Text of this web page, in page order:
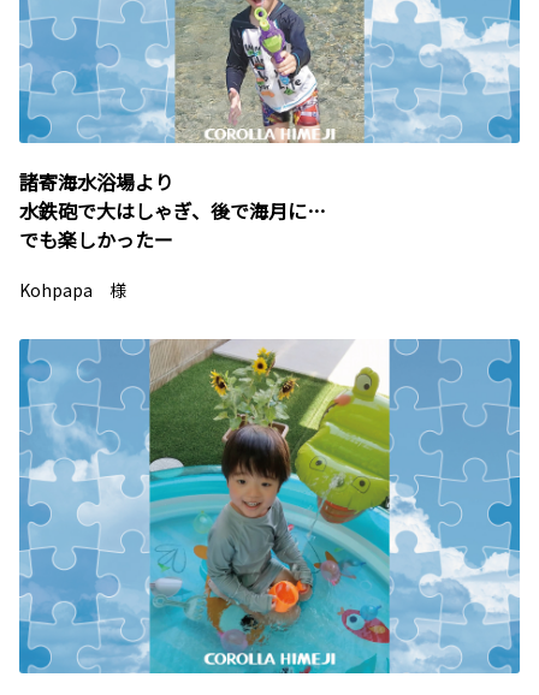
諸寄海水浴場より
水鉄砲で大はしゃぎ、後で海月に…
でも楽しかったー
Kohpapa 様